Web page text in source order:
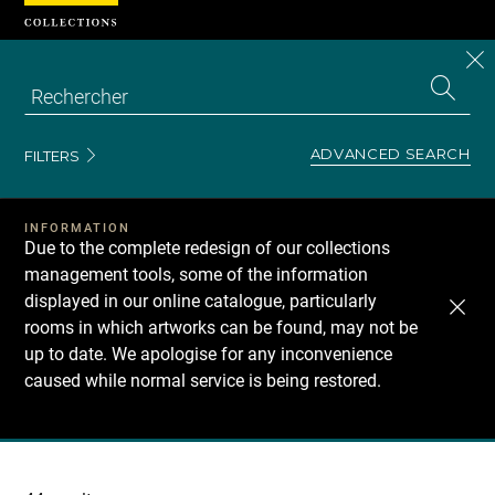
FILTERS ADVANCED SEARCH
INFORMATION
Due to the complete redesign of our collections
management tools, some of the information
displayed in our online catalogue, particularly
rooms in which artworks can be found, may not be
up to date. We apologise for any inconvenience
caused while normal service is being restored.
Recherche
Cookies management panel